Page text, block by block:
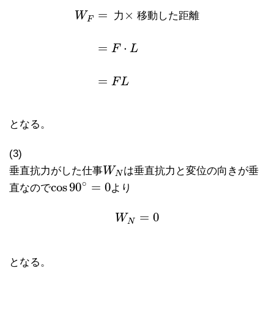
W F =
=
=
力 × 移動 した距離
F ⋅ L
FL
力× 移動した距離
となる。
(3)
垂直抗力がした仕事WN
WN は垂直抗力と変位の向きが垂
直なのでcos90∘ = 0
cos90∘= 0 より
W N = 0
WN =0
となる。